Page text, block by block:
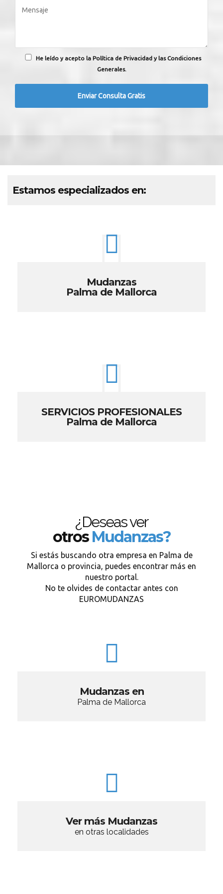
He leído y acepto la Política de Privacidad y las Condiciones
Generales.
Estamos especializados en:
Mudanzas
Palma de Mallorca
SERVICIOS PROFESIONALES
Palma de Mallorca
¿Deseas ver
otrosMudanzas?
Si estás buscando otra empresa en Palma de
Mallorca o provincia, puedes encontrar más en
nuestro portal.
No te olvides de contactar antes con
EUROMUDANZAS
Mudanzas en
Palma de Mallorca
Ver más Mudanzas
en otras localidades